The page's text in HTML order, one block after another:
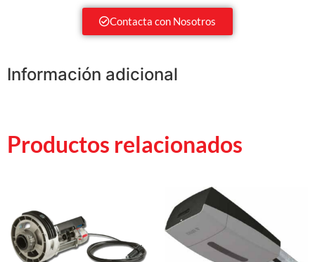
Contacta con Nosotros
Información adicional
Productos relacionados